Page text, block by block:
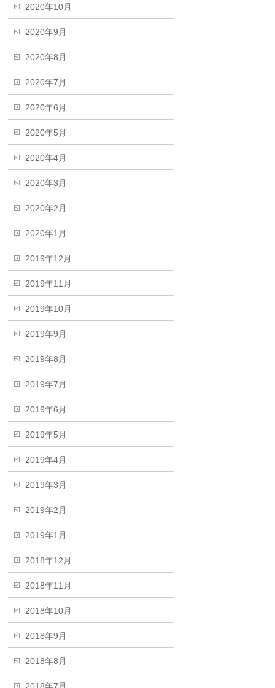
2020年10月
2020年9月
2020年8月
2020年7月
2020年6月
2020年5月
2020年4月
2020年3月
2020年2月
2020年1月
2019年12月
2019年11月
2019年10月
2019年9月
2019年8月
2019年7月
2019年6月
2019年5月
2019年4月
2019年3月
2019年2月
2019年1月
2018年12月
2018年11月
2018年10月
2018年9月
2018年8月